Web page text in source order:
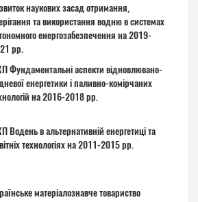
наукових засад отримання,
та використання водню в системах
енергозабезпечення на 2019-
рр.
Фундаментальні аспекти відновлювано-
енергетики і паливно-комірчаних
на 2016-2018 рр.
Водень в альтернативній енергетиці та
технологіях на 2011-2015 рр.
матеріалознавче товариство